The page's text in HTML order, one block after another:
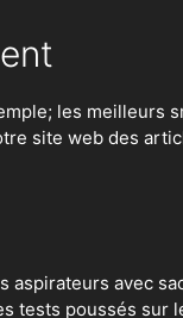
les meilleurs
site web des
aspirateurs avec
tests poussés sur